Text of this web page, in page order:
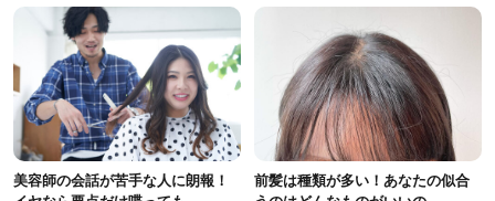
美容師の会話が苦手な人に朗報！
前髪は種類が多い！あなたの似合